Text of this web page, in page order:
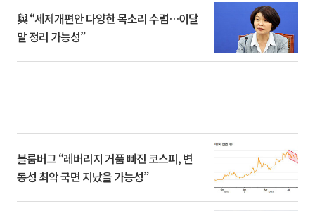
與 “세제개편안 다양한 목소리 수렴…이달
말 정리 가능성”
블룸버그 “레버리지 거품 빠진 코스피, 변
동성 최악 국면 지났을 가능성”